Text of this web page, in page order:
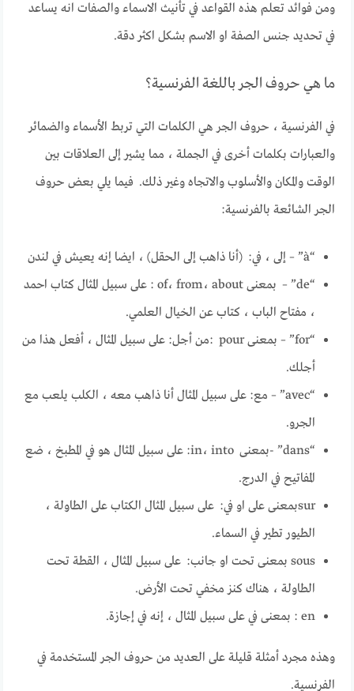
ومن فوائد تعلم هذه القواعد في تأنيث الاسماء والصفات انه يساعد
في تحديد جنس الصفة او الاسم بشكل اكثر دقة.
ما هي حروف الجر باللغة الفرنسية؟
في الفرنسية ، حروف الجر هي الكلمات التي تربط الأسماء والضمائر
والعبارات بكلمات أخرى في الجملة ، مما يشير إلى العلاقات بين
الوقت والمكان والأسلوب والاتجاه وغير ذلك. فيما يلي بعض حروف
الجر الشائعة بالفرنسية:
“à” – إلى ، في: (أنا ذاهب إلى الحقل) ، ايضا إنه يعيش في لندن
“de” – بمعنى of، from، about : على سبيل المثال كتاب احمد
، مفتاح الباب ، كتاب عن الخيال العلمي.
“for” – بمعنى pour :من أجل: على سبيل المثال ، أفعل هذا من
أجلك.
“avec” – مع: على سبيل المثال أنا ذاهب معه ، الكلب يلعب مع
الجرو.
“dans” -بمعنى in، into: على سبيل المثال هو في المطبخ ، ضع
المفاتيح في الدرج.
surبمعنى على او في: على سبيل المثال الكتاب على الطاولة ،
الطيور تطير في السماء.
sous بمعنى تحت او جانب: على سبيل المثال ، القطة تحت
الطاولة ، هناك كنز مخفي تحت الأرض.
en : بمعنى في على سبيل المثال ، إنه في إجازة.
وهذه مجرد أمثلة قليلة على العديد من حروف الجر المستخدمة في
الفرنسية.